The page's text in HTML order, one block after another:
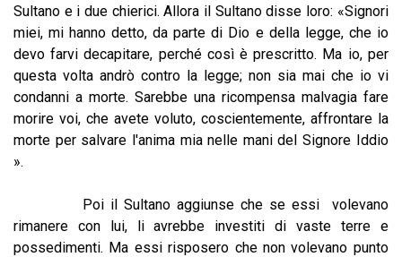
Sultano e i due chierici. Allora il Sultano disse loro: «Signori
miei, mi hanno detto, da parte di Dio e della legge, che io
devo farvi decapitare, perché così è prescritto. Ma io, per
questa volta andrò contro la legge; non sia mai che io vi
condanni a morte. Sarebbe una ricompensa malvagia fare
morire voi, che avete voluto, coscientemente, affrontare la
morte per salvare l'anima mia nelle mani del Signore Iddio
».
Poi il Sultano aggiunse che se essi volevano
rimanere con lui, li avrebbe investiti di vaste terre e
possedimenti. Ma essi risposero che non volevano punto